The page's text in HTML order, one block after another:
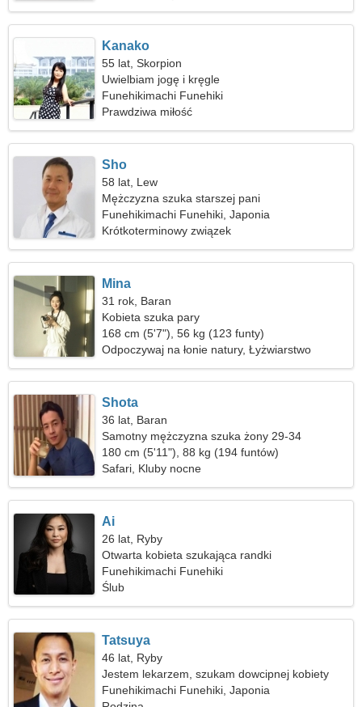
Kanako
55 lat, Skorpion
Uwielbiam jogę i kręgle
Funehikimachi Funehiki
Prawdziwa miłość
Sho
58 lat, Lew
Mężczyzna szuka starszej pani
Funehikimachi Funehiki, Japonia
Krótkoterminowy związek
Mina
31 rok, Baran
Kobieta szuka pary
168 cm (5'7"), 56 kg (123 funty)
Odpoczywaj na łonie natury, Łyżwiarstwo
Shota
36 lat, Baran
Samotny mężczyzna szuka żony 29-34
180 cm (5'11"), 88 kg (194 funtów)
Safari, Kluby nocne
Ai
26 lat, Ryby
Otwarta kobieta szukająca randki
Funehikimachi Funehiki
Ślub
Tatsuya
46 lat, Ryby
Jestem lekarzem, szukam dowcipnej kobiety
Funehikimachi Funehiki, Japonia